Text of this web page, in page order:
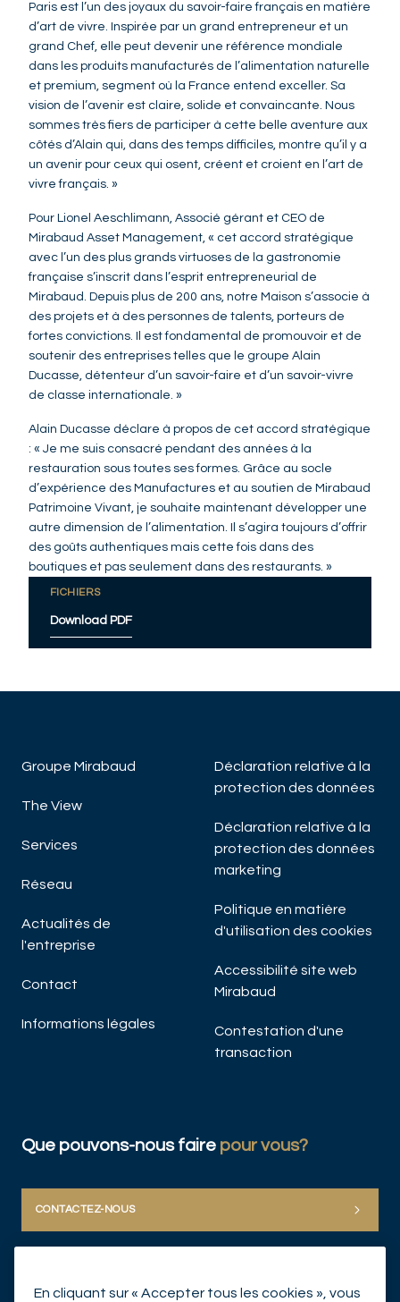
Paris est l’un des joyaux du savoir-faire français en matière
d’art de vivre. Inspirée par un grand entrepreneur et un
grand Chef, elle peut devenir une référence mondiale
dans les produits manufacturés de l’alimentation naturelle
et premium, segment où la France entend exceller. Sa
vision de l’avenir est claire, solide et convaincante. Nous
sommes très fiers de participer à cette belle aventure aux
côtés d’Alain qui, dans des temps difficiles, montre qu’il y a
un avenir pour ceux qui osent, créent et croient en l’art de
vivre français. »
Pour Lionel Aeschlimann, Associé gérant et CEO de
Mirabaud Asset Management, « cet accord stratégique
avec l’un des plus grands virtuoses de la gastronomie
française s’inscrit dans l’esprit entrepreneurial de
Mirabaud. Depuis plus de 200 ans, notre Maison s’associe à
des projets et à des personnes de talents, porteurs de
fortes convictions. Il est fondamental de promouvoir et de
soutenir des entreprises telles que le groupe Alain
Ducasse, détenteur d’un savoir-faire et d’un savoir-vivre
de classe internationale. »
Alain Ducasse déclare à propos de cet accord stratégique
: « Je me suis consacré pendant des années à la
restauration sous toutes ses formes. Grâce au socle
d’expérience des Manufactures et au soutien de Mirabaud
Patrimoine Vivant, je souhaite maintenant développer une
autre dimension de l’alimentation. Il s’agira toujours d’offrir
des goûts authentiques mais cette fois dans des
boutiques et pas seulement dans des restaurants. »
FICHIERS
Download PDF
Groupe Mirabaud
The View
Services
Réseau
Actualités de
l'entreprise
Contact
Informations légales
Déclaration relative à la
protection des données
Déclaration relative à la
protection des données
marketing
Politique en matière
d'utilisation des cookies
Accessibilité site web
Mirabaud
Contestation d'une
transaction
Que pouvons-nous faire pour vous?
CONTACTEZ-NOUS
En cliquant sur « Accepter tous les cookies », vous